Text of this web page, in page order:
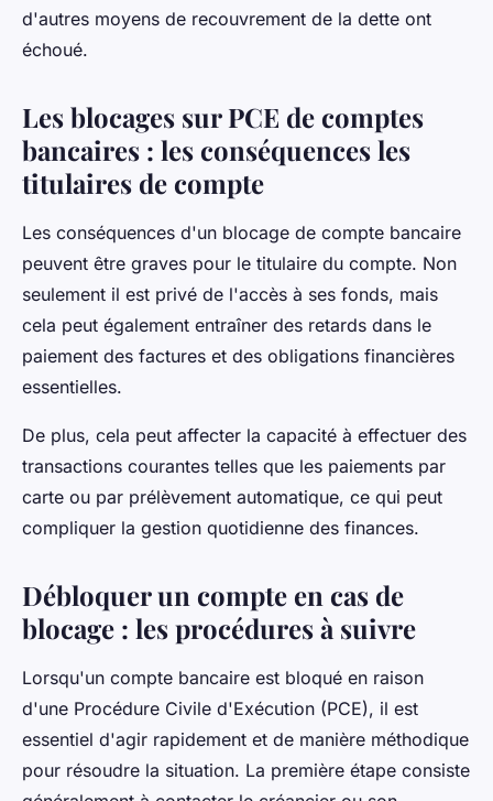
d'autres moyens de recouvrement de la dette ont
échoué.
Les blocages sur PCE de comptes
bancaires : les conséquences les
titulaires de compte
Les conséquences d'un blocage de compte bancaire
peuvent être graves pour le titulaire du compte. Non
seulement il est privé de l'accès à ses fonds, mais
cela peut également entraîner des retards dans le
paiement des factures et des obligations financières
essentielles.
De plus, cela peut affecter la capacité à effectuer des
transactions courantes telles que les paiements par
carte ou par prélèvement automatique, ce qui peut
compliquer la gestion quotidienne des finances.
Débloquer un compte en cas de
blocage : les procédures à suivre
Lorsqu'un compte bancaire est bloqué en raison
d'une Procédure Civile d'Exécution (PCE), il est
essentiel d'agir rapidement et de manière méthodique
pour résoudre la situation. La première étape consiste